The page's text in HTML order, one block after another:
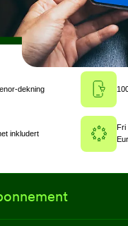
dekning
inkludert
Fri